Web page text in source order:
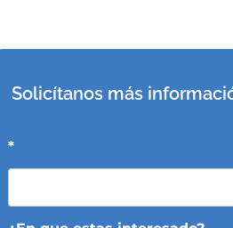
Solicítanos más
*